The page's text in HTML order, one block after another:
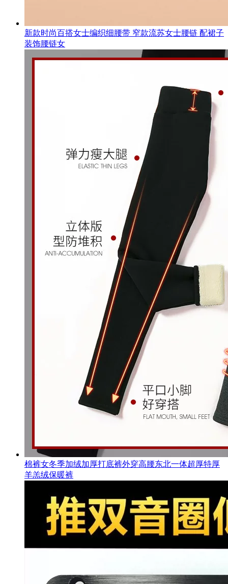
新款时尚百搭女士编织细腰带 窄款流苏女士腰链 配裙子
装饰腰链女
棉裤女冬季加绒加厚打底裤外穿高腰东北一体超厚特厚
羊羔绒保暖裤